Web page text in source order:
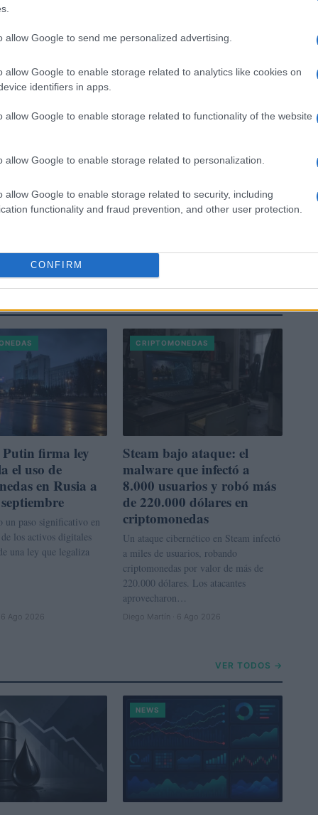
allow Google to send me personalized advertising.
allow Google to enable storage related to analytics like cookies on
identifiers in apps.
allow Google to enable storage related to functionality of the website
allow Google to enable storage related to personalization.
allow Google to enable storage related to security, including
functionality and fraud prevention, and other user protection.
CONFIRM
firma ley
el uso de
en Rusia a
un paso significativo en
los activos digitales
una ley que legaliza
6 Ago 2026
CRIPTOMONEDAS
Steam bajo ataque: el
malware que infectó a
8.000 usuarios y robó más
de 220.000 dólares en
criptomonedas
Un ataque cibernético en Steam infectó
a miles de usuarios, robando
criptomonedas por valor de más de
220.000 dólares. Los atacantes
aprovecharon…
Diego Martín · 6 Ago 2026
VER TODOS →
NEWS